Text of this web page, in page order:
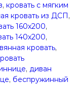
, кровать с мягким
кровать из ДСП,
160х200,
140х200,
кровать,
, диван
, беспружинный